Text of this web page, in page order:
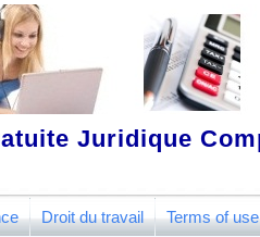
Juridique
Droit du travail Terms of use